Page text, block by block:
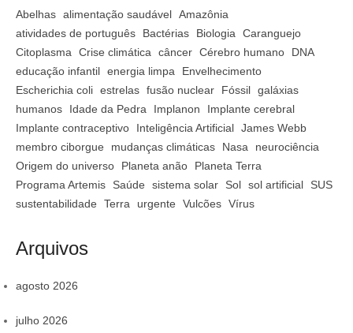
Abelhas alimentação saudável Amazônia
atividades de português
Bactérias Biologia
Caranguejo
Citoplasma
Crise climática câncer Cérebro humano
DNA
educação infantil energia limpa
Envelhecimento
Escherichia coli estrelas fusão nuclear Fóssil galáxias
humanos
Idade da Pedra Implanon
Implante cerebral
Implante contraceptivo
Inteligência Artificial James Webb
membro ciborgue
mudanças climáticas Nasa
neurociência
Origem do universo
Planeta anão
Planeta Terra
Programa Artemis
Saúde sistema solar Sol sol artificial
SUS
sustentabilidade
Terra urgente Vulcões Vírus
Arquivos
agosto 2026
julho 2026